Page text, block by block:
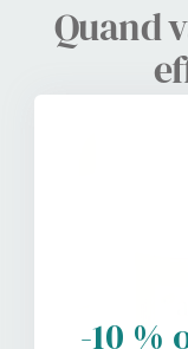
Quand
-10 %